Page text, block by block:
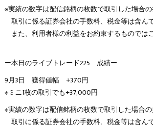
※実績の数字は配信銘柄の枚数で取引した場合の
取引に係る証券会社の手数料、税金等は含ん
また、利用者様の利益をお約束するものでは
ー本日のライブトレード225 成績ー
9月3日 獲得値幅 +370円
※ミニ1枚の取引でも+37,000円
※実績の数字は配信銘柄の枚数で取引した場合の
取引に係る証券会社の手数料、税金等は含ん